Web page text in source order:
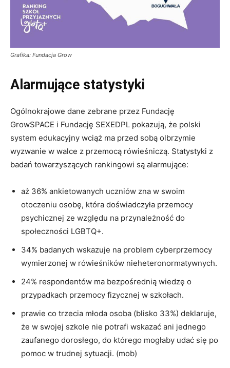
Grafika: Fundacja Grow
Alarmujące statystyki
Ogólnokrajowe dane zebrane przez Fundację
GrowSPACE i Fundację SEXEDPL pokazują, że polski
system edukacyjny wciąż ma przed sobą olbrzymie
wyzwanie w walce z przemocą rówieśniczą. Statystyki z
badań towarzyszących rankingowi są alarmujące:
aż 36% ankietowanych uczniów zna w swoim
otoczeniu osobę, która doświadczyła przemocy
psychicznej ze względu na przynależność do
społeczności LGBTQ+.
34% badanych wskazuje na problem cyberprzemocy
wymierzonej w rówieśników nieheteronormatywnych.
24% respondentów ma bezpośrednią wiedzę o
przypadkach przemocy fizycznej w szkołach.
prawie co trzecia młoda osoba (blisko 33%) deklaruje,
że w swojej szkole nie potrafi wskazać ani jednego
zaufanego dorosłego, do którego mogłaby udać się po
pomoc w trudnej sytuacji. (mob)